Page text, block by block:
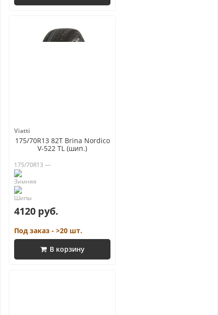
Viatti
175/70R13 82T Brina Nordico
V-522 TL (шип.)
175/70R13 —
4120 руб.
Под заказ - >20 шт.
В корзину